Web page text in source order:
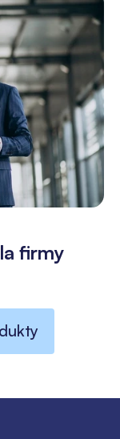
firmy